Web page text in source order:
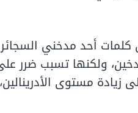
أحد مدخني السجائر
ولكنها تسبب ضرر
زيادة مستوى